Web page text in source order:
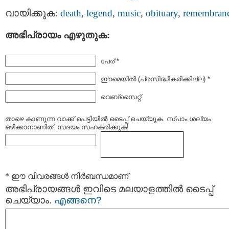
വായിക്കുക: death, legend, music, obituary,
അഭിപ്രായം എഴുതുക:
പേര് *
ഈമെയില്‍ (പ്രസിദ്ധീകരിക്കില്ല) *
വെബ്സൈറ്റ്
താഴെ കാണുന്ന വാക്ക് പെട്ടിയില്‍ ടൈപ്പ്‌ ചെയ്യുക. സ്പാം ശല്യം
ഒഴിക്കാനാണിത്. സദയം സഹകരിക്കുക!
* ഈ വിവരങ്ങള്‍ നിര്‍ബന്ധമാണ്
അഭിപ്രായങ്ങള്‍ ഇവിടെ മലയാളത്തില്‍ ടൈപ്പ്
ചെയ്യാം. എങ്ങനെ?